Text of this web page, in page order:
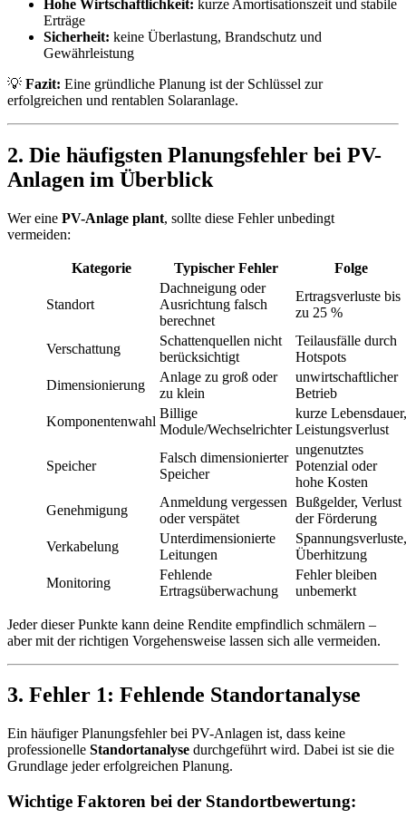
Hohe Wirtschaftlichkeit: kurze Amortisationszeit und stabile
Erträge
Sicherheit: keine Überlastung, Brandschutz und
Gewährleistung
💡 Fazit: Eine gründliche Planung ist der Schlüssel zur
erfolgreichen und rentablen Solaranlage.
2. Die häufigsten Planungsfehler bei PV-
Anlagen im Überblick
Wer eine PV-Anlage plant, sollte diese Fehler unbedingt
vermeiden:
Kategorie Typischer Fehler Folge
Standort
Dachneigung oder
Ausrichtung falsch
berechnet
Ertragsverluste bis
zu 25 %
Verschattung
Schattenquellen nicht
berücksichtigt
Teilausfälle durch
Hotspots
Dimensionierung
Anlage zu groß oder
zu klein
unwirtschaftlicher
Betrieb
Komponentenwahl
Billige
Module/Wechselrichter
kurze Lebensdauer,
Leistungsverlust
Speicher
Falsch dimensionierter
Speicher
ungenutztes
Potenzial oder
hohe Kosten
Genehmigung
Anmeldung vergessen
oder verspätet
Bußgelder, Verlust
der Förderung
Verkabelung
Unterdimensionierte
Leitungen
Spannungsverluste,
Überhitzung
Monitoring
Fehlende
Ertragsüberwachung
Fehler bleiben
unbemerkt
Jeder dieser Punkte kann deine Rendite empfindlich schmälern –
aber mit der richtigen Vorgehensweise lassen sich alle vermeiden.
3. Fehler 1: Fehlende Standortanalyse
Ein häufiger Planungsfehler bei PV-Anlagen ist, dass keine
professionelle Standortanalyse durchgeführt wird. Dabei ist sie die
Grundlage jeder erfolgreichen Planung.
Wichtige Faktoren bei der Standortbewertung: